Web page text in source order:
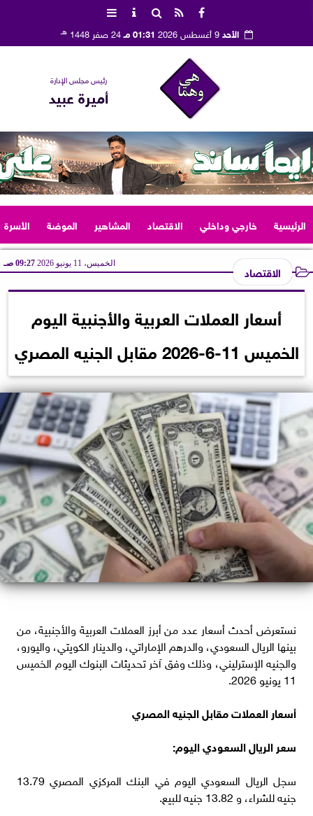
الأحد9 أغسطس 2026 01:31 مـ 24 صفر 1448 هـ
رئيس مجلس الإدارة
أميرة عبيد
الرئيسية خارجي وداخلي الاقتصاد المشاهير الموضة الأسرة
الاقتصاد الخميس، 11 يونيو 2026 09:27 صـ
أسعار العملات العربية والأجنبية اليوم
الخميس 11-6-2026 مقابل الجنيه المصري
نستعرض أحدث أسعار عدد من أبرز العملات العربية والأجنبية، من
بينها الريال السعودي، والدرهم الإماراتي، والدينار الكويتي، واليورو،
والجنيه الإسترليني، وذلك وفق آخر تحديثات البنوك اليوم الخميس
11 يونيو 2026.
أسعار العملات مقابل الجنيه المصري
سعر الريال السعودي اليوم:
سجل الريال السعودي اليوم في البنك المركزي المصري 13.79
جنيه للشراء، و 13.82 جنيه للبيع.